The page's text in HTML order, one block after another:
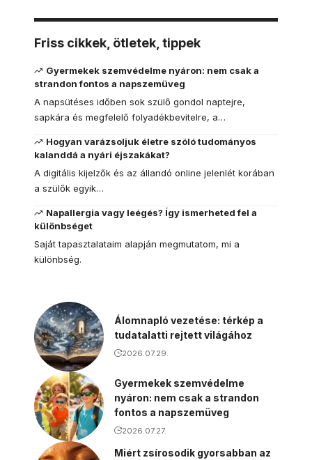
Friss cikkek, ötletek, tippek
Gyermekek szemvédelme nyáron: nem csak a
strandon fontos a napszemüveg
A napsütéses időben sok szülő gondol naptejre,
sapkára és megfelelő folyadékbevitelre, a…
Hogyan varázsoljuk életre szóló tudományos
kalanddá a nyári éjszakákat?
A digitális kijelzők és az állandó online jelenlét korában
a szülők egyik…
Napallergia vagy leégés? Így ismerheted fel a
különbséget
Saját tapasztalataim alapján megmutatom, mi a
különbség.
Álomnapló vezetése: térkép a
tudatalatti rejtett világához
2026.07.29.
Gyermekek szemvédelme
nyáron: nem csak a strandon
fontos a napszemüveg
2026.07.27.
Miért zsírosodik gyorsabban az